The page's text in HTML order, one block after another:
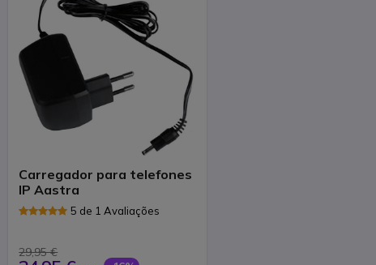
Carregador para telefones
IP Aastra
5 de 1 Avaliações
29,95 €